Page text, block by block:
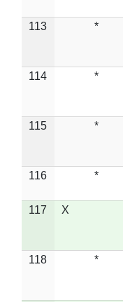
113 *
114 *
115 *
116 *
117 X
118 *